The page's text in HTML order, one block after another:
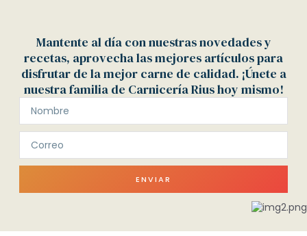
Mantente al día con nuestras novedades y
recetas, aprovecha las mejores artículos para
disfrutar de la mejor carne de calidad. ¡Únete a
nuestra familia de Carnicería Rius hoy mismo!
ENVIAR